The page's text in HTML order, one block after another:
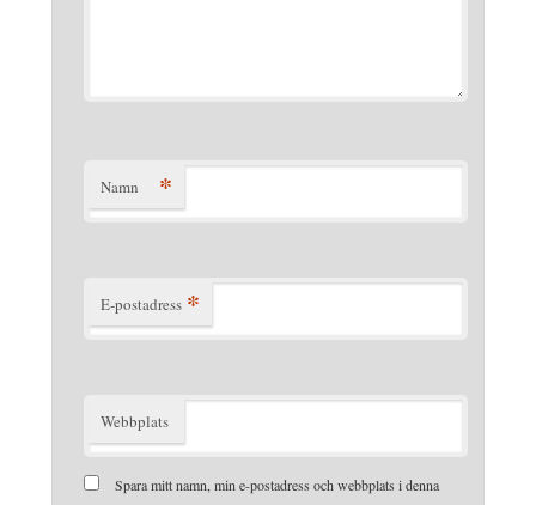
Namn *
E-postadress *
Webbplats
Spara mitt namn, min e-postadress och webbplats i denna